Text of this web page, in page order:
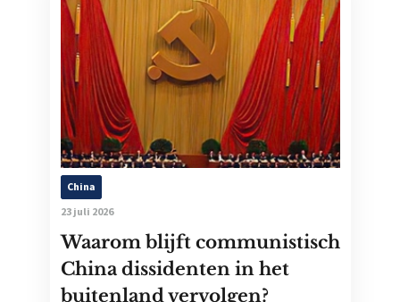
China
23 juli 2026
Waarom blijft communistisch
China dissidenten in het
buitenland vervolgen?